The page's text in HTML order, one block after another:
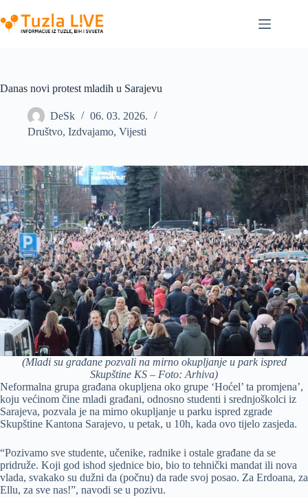
to
content
Danas novi protest mladih u Sarajevu
DeSk
06. 03. 2026.
Društvo, Izdvajamo, Vijesti
(Mladi su građane pozvali na mirno okupljanje u park ispred
Skupštine KS – Foto: Arhiva)
Neformalna grupa građana okupljena oko grupe ‘Hoćel’ ta promjena’,
koju većinom čine mladi građani, odnosno studenti i srednjoškolci iz
Sarajeva, pozvala je na mirno okupljanje u parku ispred zgrade
Skupštine Kantona Sarajevo, u petak, u 10h, kada ovo tijelo zasjeda.
“Pozivamo sve studente, učenike, radnike i ostale građane da se
pridruže. Koji god ishod sjednice bio, bio to tehnički mandat ili nova
vlada, svakako su dužni da (počnu) da rade svoj posao. Za Erdoana, za
Ellu, za sve nas!”, navodi se u pozivu.